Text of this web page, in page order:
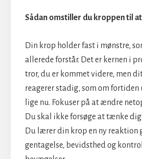
Sådan omstiller du kroppen til
Din krop holder fast i mønstre,
allerede forstår. Det er kernen i
tror, du er kommet videre, men
reagerer stadig, som om
lige nu. Fokuser på at ændre
Du skal ikke forsøge at tænke dig
Du lærer din krop en ny reaktion
gentagelse, bevidsthed og